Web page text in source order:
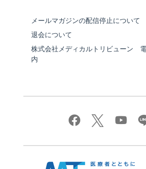
メールマガジンの配信停止について
退会について
株式会社メディカルトリビューン
内